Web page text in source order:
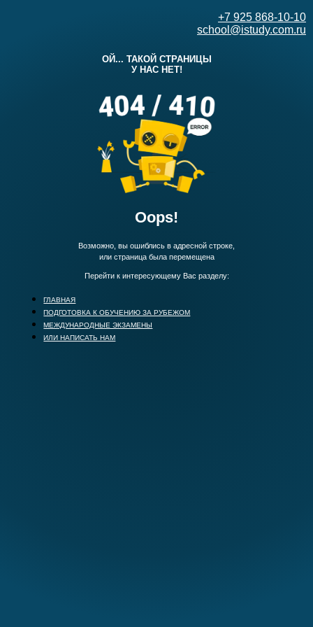
+7 925 868-10-10
school@istudy.com.ru
ОЙ... ТАКОЙ СТРАНИЦЫ
У НАС НЕТ!
Oops!
Возможно, вы ошиблись в адресной строке,
или страница была перемещена
Перейти к интересующему Вас разделу:
ГЛАВНАЯ
ПОДГОТОВКА К ОБУЧЕНИЮ ЗА РУБЕЖОМ
МЕЖДУНАРОДНЫЕ ЭКЗАМЕНЫ
ИЛИ НАПИСАТЬ НАМ